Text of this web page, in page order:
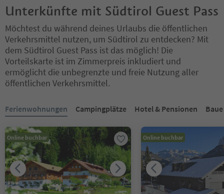
Unterkünfte mit Südtirol Guest Pass
Möchtest du während deines Urlaubs die öffentlichen
Verkehrsmittel nutzen, um Südtirol zu entdecken? Mit
dem Südtirol Guest Pass ist das möglich! Die
Vorteilskarte ist im Zimmerpreis inkludiert und
ermöglicht die unbegrenzte und freie Nutzung aller
öffentlichen Verkehrsmittel.
Ferienwohnungen Campingplätze Hotel & Pensionen
Online buchbar Online buchbar